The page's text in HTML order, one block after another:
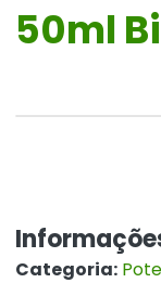
50ml
Categoria: